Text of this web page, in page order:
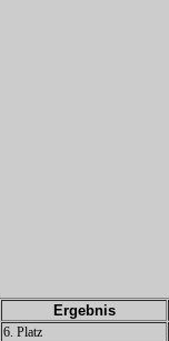
Ergebnis
6. Platz